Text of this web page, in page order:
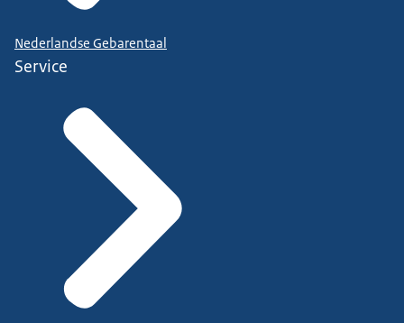
Nederlandse Gebarentaal
Service